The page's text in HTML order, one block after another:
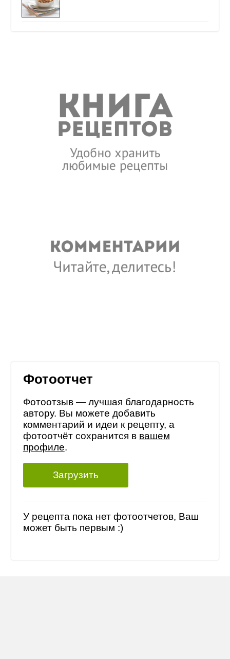
Фотоотчет
Фотоотзыв — лучшая благодарность
автору. Вы можете добавить
комментарий и идеи к рецепту, а
фотоотчёт сохранится в вашем
профиле.
Загрузить
У рецепта пока нет фотоотчетов, Ваш
может быть первым :)